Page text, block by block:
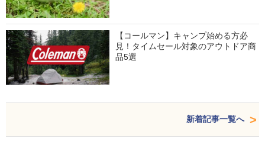
【コールマン】キャンプ始める方必
見！タイムセール対象のアウトドア商
品5選
新着記事一覧へ